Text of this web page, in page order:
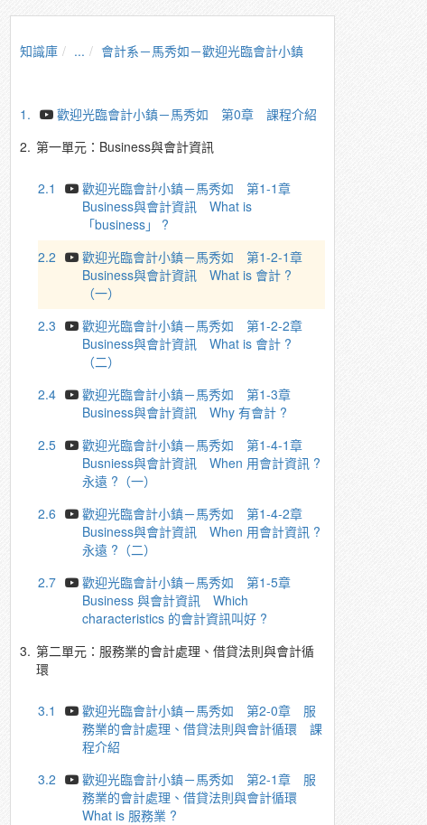
知識庫 ... 會計系－馬秀如－歡迎光臨會計小鎮
1.
歡迎光臨會計小鎮－馬秀如 第0章 課程介紹
2. 第一單元：Business與會計資訊
2.1
歡迎光臨會計小鎮－馬秀如 第1-1章
Business與會計資訊 What is
「business」 ?
2.2
歡迎光臨會計小鎮－馬秀如 第1-2-1章
Business與會計資訊 What is 會計 ?
（一）
2.3
歡迎光臨會計小鎮－馬秀如 第1-2-2章
Business與會計資訊 What is 會計 ?
（二）
2.4
歡迎光臨會計小鎮－馬秀如 第1-3章
Business與會計資訊 Why 有會計 ?
2.5
歡迎光臨會計小鎮－馬秀如 第1-4-1章
Busniess與會計資訊 When 用會計資訊 ?
永遠 ?（一）
2.6
歡迎光臨會計小鎮－馬秀如 第1-4-2章
Business與會計資訊 When 用會計資訊 ?
永遠 ?（二）
2.7
歡迎光臨會計小鎮－馬秀如 第1-5章
Business 與會計資訊 Which
characteristics 的會計資訊叫好 ?
3. 第二單元：服務業的會計處理、借貸法則與會計循
環
3.1
歡迎光臨會計小鎮－馬秀如 第2-0章 服
務業的會計處理、借貸法則與會計循環 課
程介紹
3.2
歡迎光臨會計小鎮－馬秀如 第2-1章 服
務業的會計處理、借貸法則與會計循環
What is 服務業 ?